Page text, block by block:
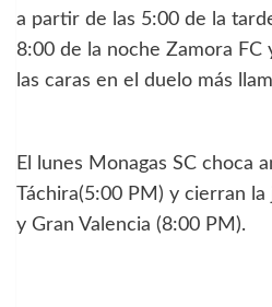
a partir de las 5:00 de la
8:00 de la noche Zamora FC
las caras en el duelo más
El lunes Monagas SC choca
Táchira(5:00 PM) y cierran
y Gran Valencia (8:00 PM).